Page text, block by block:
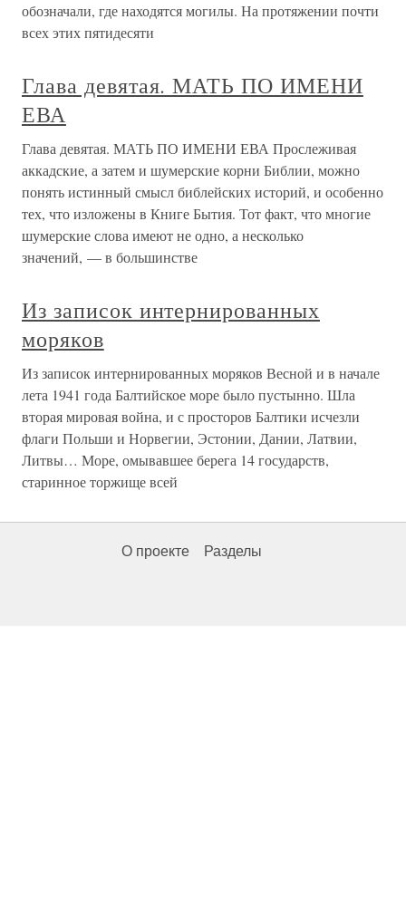
обозначали, где находятся могилы. На протяжении почти
всех этих пятидесяти
Глава девятая. МАТЬ ПО ИМЕНИ
ЕВА
Глава девятая. МАТЬ ПО ИМЕНИ ЕВА Прослеживая
аккадские, а затем и шумерские корни Библии, можно
понять истинный смысл библейских историй, и особенно
тех, что изложены в Книге Бытия. Тот факт, что многие
шумерские слова имеют не одно, а несколько
значений, — в большинстве
Из записок интернированных
моряков
Из записок интернированных моряков Весной и в начале
лета 1941 года Балтийское море было пустынно. Шла
вторая мировая война, и с просторов Балтики исчезли
флаги Польши и Норвегии, Эстонии, Дании, Латвии,
Литвы… Море, омывавшее берега 14 государств,
старинное торжище всей
О проекте Разделы